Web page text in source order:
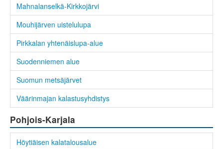
Mahnalanselkä-Kirkkojärvi
Mouhijärven uistelulupa
Pirkkalan yhtenäislupa-alue
Suodenniemen alue
Suomun metsäjärvet
Väärinmajan kalastusyhdistys
Pohjois-Karjala
Höytiäisen kalatalousalue